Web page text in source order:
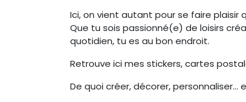
Ici, on vient autant pour se faire plaisir
Que tu sois passionné(e) de loisirs
quotidien, tu es au bon endroit.
Retrouve ici mes stickers, cartes
De quoi créer, décorer, personnaliser…